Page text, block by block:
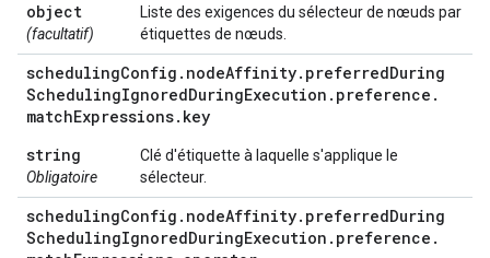
object
(facultatif)
Liste des exigences du sélecteur de nœuds par
étiquettes de nœuds.
schedulingConfig . nodeAffinity. preferredDuring
SchedulingIgnoredDuringExecution . preference .
matchExpressions. key
string
Obligatoire
Clé d'étiquette à laquelle s'applique le
sélecteur.
schedulingConfig . nodeAffinity. preferredDuring
SchedulingIgnoredDuringExecution . preference .